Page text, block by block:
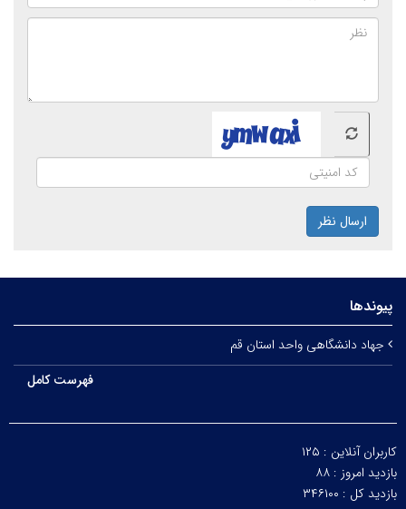
ارسال نظر
پیوندها
جهاد دانشگاهی واحد استان قم
فهرست کامل
کاربران آنلاین : ۱۲۵
بازدید امروز : ۸۸
بازدید کل : ۳۴۶۱۰۰